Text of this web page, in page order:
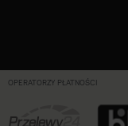
OPERATORZY PŁATNOŚCI